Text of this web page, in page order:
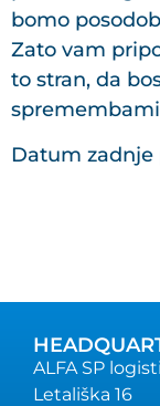
bomo
Zato vam
to stran, da
Datum zadnje
ALFA SP
Letališka 16